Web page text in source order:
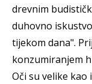
drevnim
duhovno
tijekom dana".
konzumiranjem
Oči su velike kao